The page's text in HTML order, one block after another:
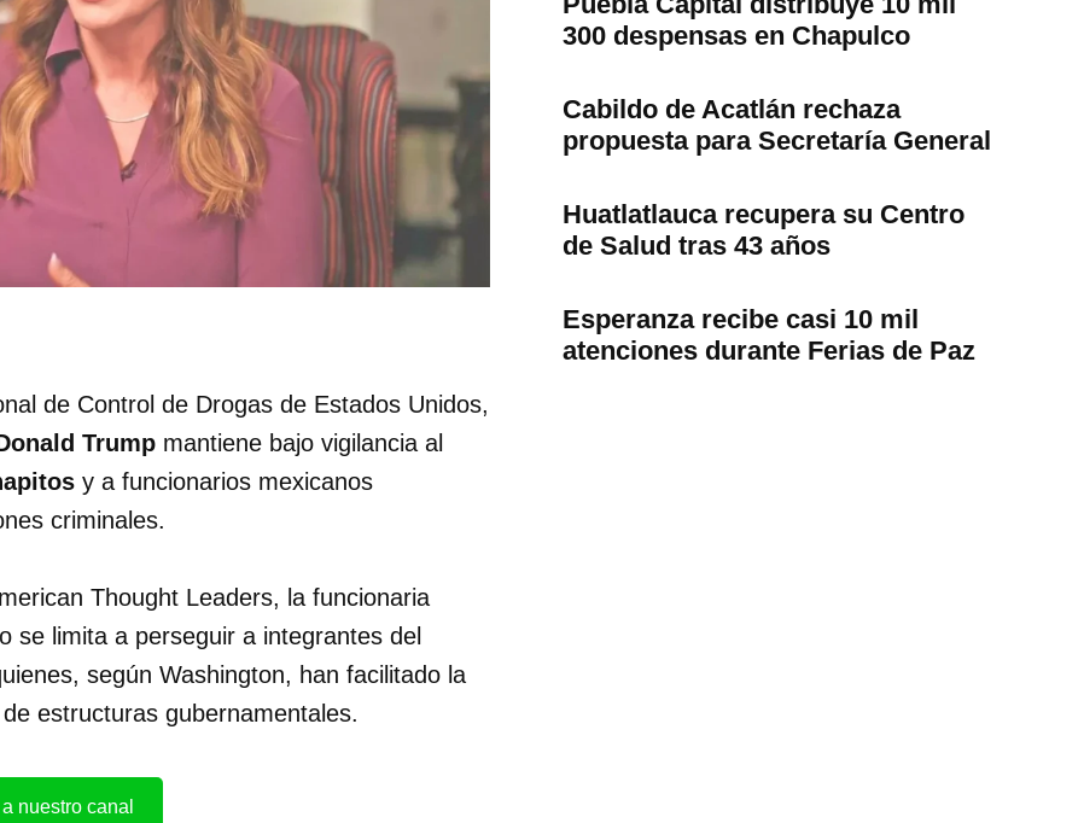
de Control de Drogas de Estados Unidos,
Trump mantiene bajo vigilancia al
y a funcionarios mexicanos
criminales.
Thought Leaders, la funcionaria
se limita a perseguir a integrantes del
según Washington, han facilitado la
estructuras gubernamentales.
nuestro canal
300 despensas en Chapulco
Cabildo de Acatlán rechaza
propuesta para Secretaría General
Huatlatlauca recupera su Centro
de Salud tras 43 años
Esperanza recibe casi 10 mil
atenciones durante Ferias de Paz